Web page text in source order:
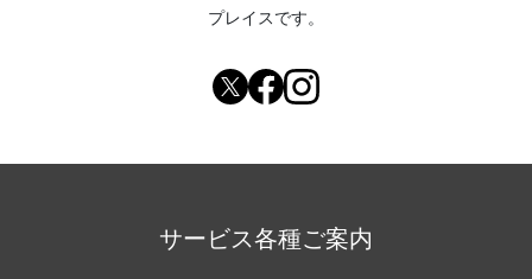
プレイスです。
サービス各種ご案内